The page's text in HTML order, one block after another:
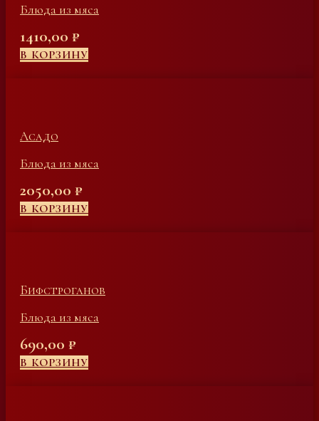
Блюда из мяса
1410,00 ₽
В КОРЗИНУ
Асадо
Блюда из мяса
2050,00 ₽
В КОРЗИНУ
Бифстроганов
Блюда из мяса
690,00 ₽
В КОРЗИНУ